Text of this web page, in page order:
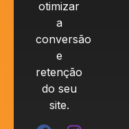
otimizar
a
conversão
e
retenção
do seu
site.